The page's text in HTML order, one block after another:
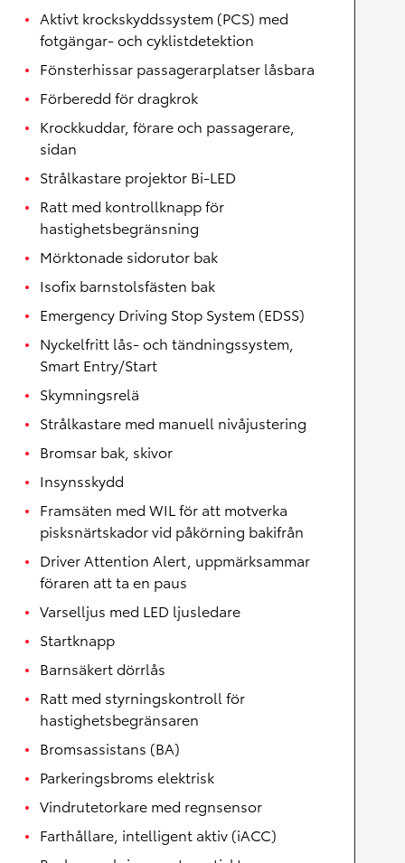
Aktivt krockskyddssystem (PCS) med
fotgängar- och cyklistdetektion
Fönsterhissar passagerarplatser låsbara
Förberedd för dragkrok
Krockkuddar, förare och passagerare,
sidan
Strålkastare projektor Bi-LED
Ratt med kontrollknapp för
hastighetsbegränsning
Mörktonade sidorutor bak
Isofix barnstolsfästen bak
Emergency Driving Stop System (EDSS)
Nyckelfritt lås- och tändningssystem,
Smart Entry/Start
Skymningsrelä
Strålkastare med manuell nivåjustering
Bromsar bak, skivor
Insynsskydd
Framsäten med WIL för att motverka
pisksnärtskador vid påkörning bakifrån
Driver Attention Alert, uppmärksammar
föraren att ta en paus
Varselljus med LED ljusledare
Startknapp
Barnsäkert dörrlås
Ratt med styrningskontroll för
hastighetsbegränsaren
Bromsassistans (BA)
Parkeringsbroms elektrisk
Vindrutetorkare med regnsensor
Farthållare, intelligent aktiv (iACC)